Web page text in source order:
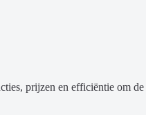
prijzen en efficiëntie om de